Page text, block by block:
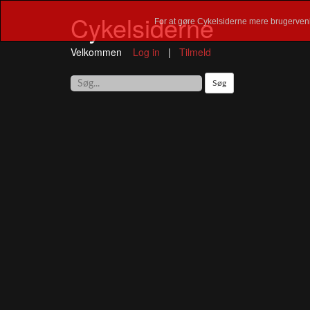
For at gøre Cykelsiderne mere
Cykelsiderne
Velkommen Log in | Tilmeld